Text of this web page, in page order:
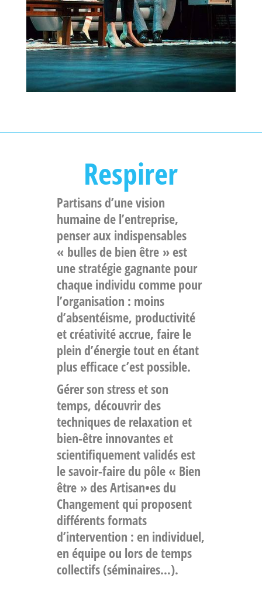
Respirer
Partisans d’une vision
humaine de l’entreprise,
penser aux indispensables
« bulles de bien être» est
une stratégie gagnante pour
chaque individu comme pour
l’organisation : moins
d’absentéisme, productivité
et créativité accrue, faire le
plein d’énergie tout en étant
plus efficace c’est possible.
Gérer son stress et son
temps, découvrir des
techniques de relaxation et
bien-être innovantes et
scientifiquement validés est
le savoir-faire du pôle « Bien
être » des Artisan•es du
Changement qui proposent
différents formats
d’intervention : en individuel,
en équipe ou lors de temps
collectifs (séminaires…).